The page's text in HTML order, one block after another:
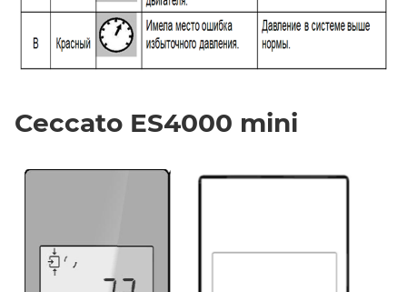
Ceccato ES4000 mini